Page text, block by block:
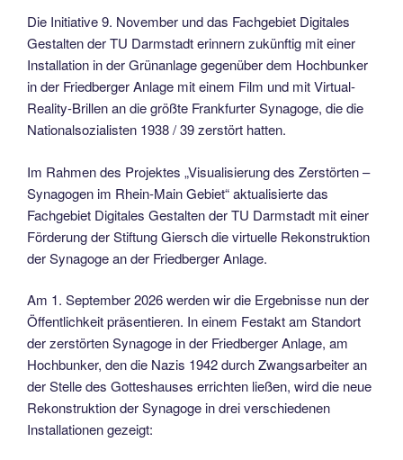
Die Initiative 9. November und das Fachgebiet Digitales
Gestalten der TU Darmstadt erinnern zukünftig mit einer
Installation in der Grünanlage gegenüber dem Hochbunker
in der Friedberger Anlage mit einem Film und mit Virtual-
Reality-Brillen an die größte Frankfurter Synagoge, die die
Nationalsozialisten 1938 / 39 zerstört hatten.
Im Rahmen des Projektes „Visualisierung des Zerstörten –
Synagogen im Rhein-Main Gebiet“ aktualisierte das
Fachgebiet Digitales Gestalten der TU Darmstadt mit einer
Förderung der Stiftung Giersch die virtuelle Rekonstruktion
der Synagoge an der Friedberger Anlage.
Am 1. September 2026 werden wir die Ergebnisse nun der
Öffentlichkeit präsentieren. In einem Festakt am Standort
der zerstörten Synagoge in der Friedberger Anlage, am
Hochbunker, den die Nazis 1942 durch Zwangsarbeiter an
der Stelle des Gotteshauses errichten ließen, wird die neue
Rekonstruktion der Synagoge in drei verschiedenen
Installationen gezeigt: